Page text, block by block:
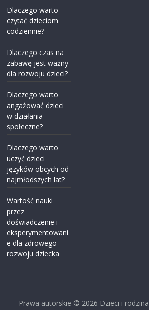
Dlaczego warto
czytać dzieciom
codziennie?
Dlaczego czas na
zabawę jest ważny
dla rozwoju dzieci?
Dlaczego warto
angażować dzieci
w działania
społeczne?
Dlaczego warto
uczyć dzieci
języków obcych od
najmłodszych lat?
Wartość nauki
przez
doświadczenie i
eksperymentowani
e dla zdrowego
rozwoju dziecka
Prawa autorskie © 2026 Dzieci i rodzina